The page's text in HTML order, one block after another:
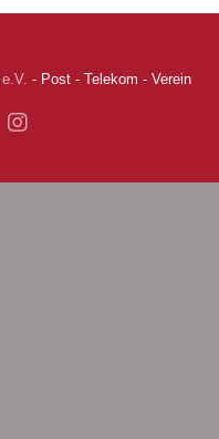
- Post - Telekom - Verein